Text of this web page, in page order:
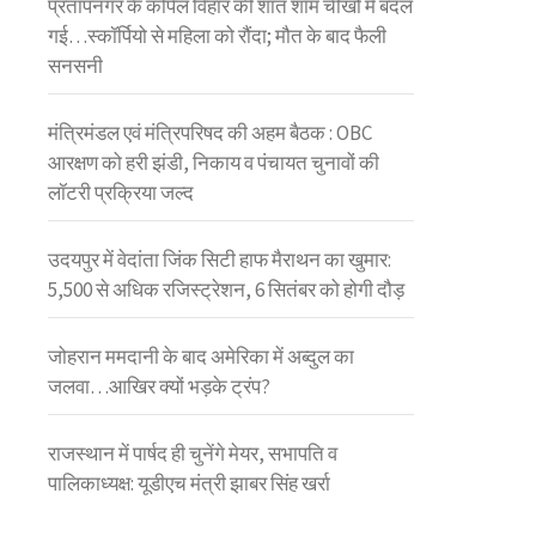
प्रतापनगर के कपिल विहार की शांत शाम चीखों में बदल
गई…स्कॉर्पियो से महिला को रौंदा; मौत के बाद फैली
सनसनी
मंत्रिमंडल एवं मंत्रिपरिषद की अहम बैठक : OBC
आरक्षण को हरी झंडी, निकाय व पंचायत चुनावों की
लॉटरी प्रक्रिया जल्द
उदयपुर में वेदांता जिंक सिटी हाफ मैराथन का खुमार:
5,500 से अधिक रजिस्ट्रेशन, 6 सितंबर को होगी दौड़
जोहरान ममदानी के बाद अमेरिका में अब्दुल का
जलवा…आखिर क्यों भड़के ट्रंप?
राजस्थान में पार्षद ही चुनेंगे मेयर, सभापति व
पालिकाध्यक्ष: यूडीएच मंत्री झाबर सिंह खर्रा